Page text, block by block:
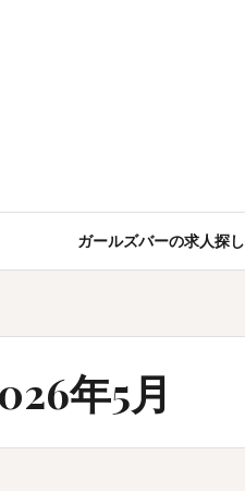
ガールズバーの求人探し
年5月